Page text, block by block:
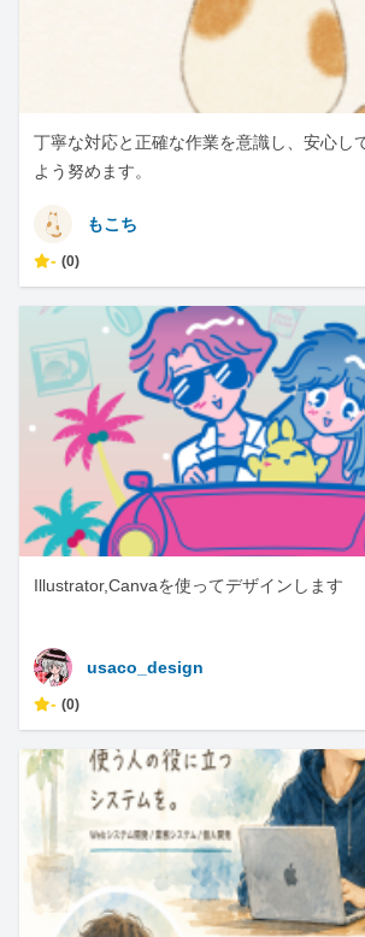
丁寧な対応と正確な作業を意識し、安心し
よう努めます。
もこち
- (0)
Illustrator,Canvaを使ってデザインします
usaco_design
- (0)